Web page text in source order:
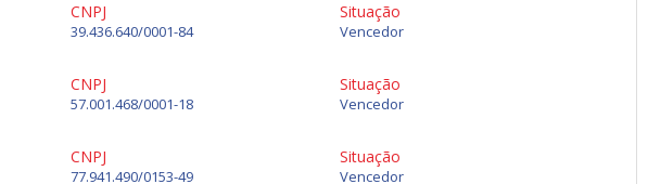
CNPJ
39.436.640/0001-84
Situação
Vencedor
CNPJ
57.001.468/0001-18
Situação
Vencedor
CNPJ
77.941.490/0153-49
Situação
Vencedor